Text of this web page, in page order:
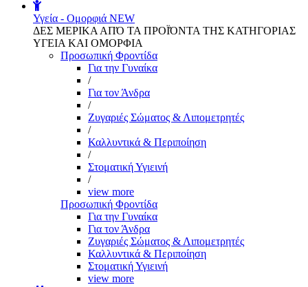
Υγεία - Ομορφιά NEW
ΔΕΣ ΜΕΡΙΚΑ ΑΠΌ ΤΑ ΠΡΟΪΌΝΤΑ ΤΗΣ ΚΑΤΗΓΟΡΙΑΣ
ΥΓΕΙΑ ΚΑΙ ΟΜΟΡΦΙΑ
Προσωπική Φροντίδα
Για την Γυναίκα
/
Για τον Άνδρα
/
Ζυγαριές Σώματος & Λιπομετρητές
/
Καλλυντικά & Περιποίηση
/
Στοματική Υγιεινή
/
view more
Προσωπική Φροντίδα
Για την Γυναίκα
Για τον Άνδρα
Ζυγαριές Σώματος & Λιπομετρητές
Καλλυντικά & Περιποίηση
Στοματική Υγιεινή
view more